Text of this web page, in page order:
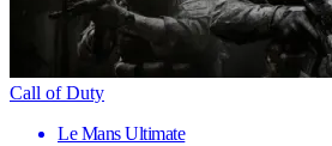
Call of Duty
Le Mans Ultimate